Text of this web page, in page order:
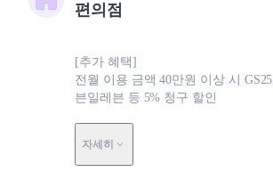
편의점
[추가 혜택]
전월 이용 금액 40만원 이상 시
븐일레븐 등 5% 청구 할인
자세히